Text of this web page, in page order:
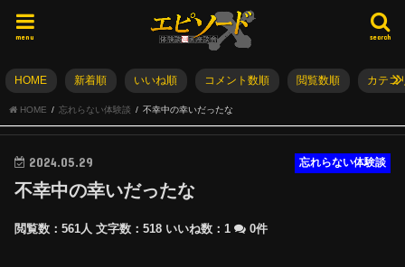
search
menu
HOME 新着順 いいね順 コメント数順 閲覧数順 カテゴ
HOME 忘れらない体験談 不幸中の幸いだったな
忘れらない体験談
2024.05.29
不幸中の幸いだったな
閲覧数：561人 文字数：518 いいね数： 1 0件